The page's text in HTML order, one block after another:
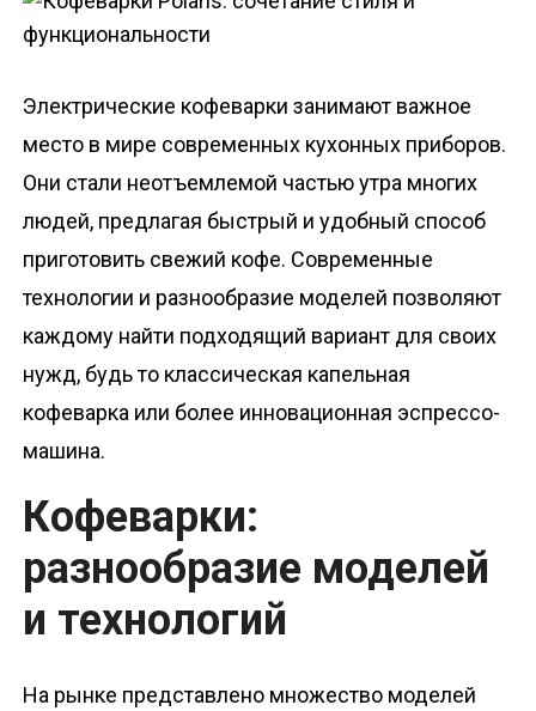
Электрические кофеварки занимают важное
место в мире современных кухонных приборов.
Они стали неотъемлемой частью утра многих
людей, предлагая быстрый и удобный способ
приготовить свежий кофе. Современные
технологии и разнообразие моделей позволяют
каждому найти подходящий вариант для своих
нужд, будь то классическая капельная
кофеварка или более инновационная эспрессо-
машина.
Кофеварки:
разнообразие моделей
и технологий
На рынке представлено множество моделей